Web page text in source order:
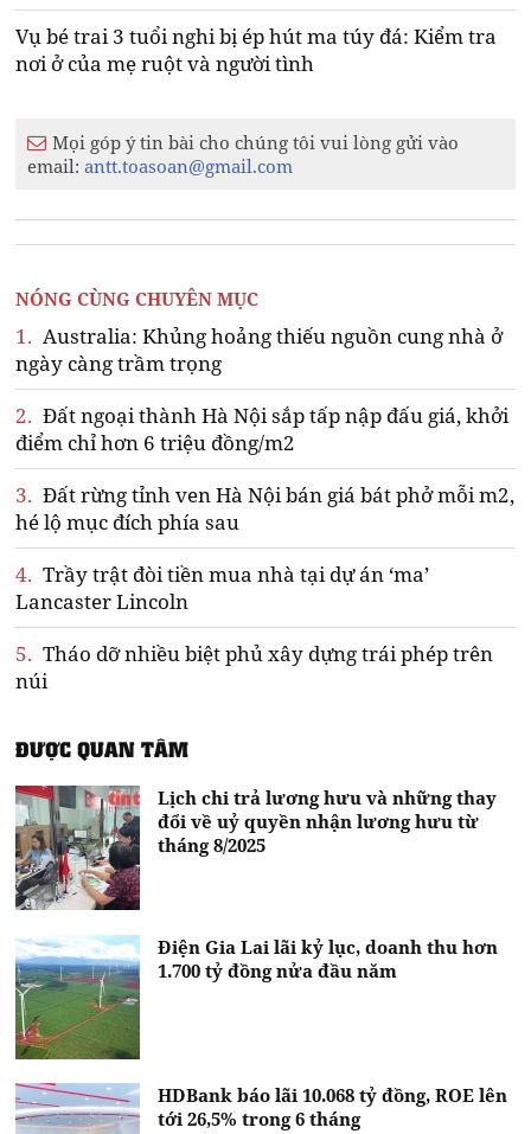
Vụ bé trai 3 tuổi nghi bị ép hút ma túy đá: Kiểm tra
nơi ở của mẹ ruột và người tình
Mọi góp ý tin bài cho chúng tôi vui lòng gửi vào
email:antt.toasoan@gmail.com
NÓNG CÙNG CHUYÊN MỤC
1. Australia: Khủng hoảng thiếu nguồn cung nhà ở
ngày càng trầm trọng
2. Đất ngoại thành Hà Nội sắp tấp nập đấu giá, khởi
điểm chỉ hơn 6 triệu đồng/m2
3. Đất rừng tỉnh ven Hà Nội bán giá bát phở mỗi m2,
hé lộ mục đích phía sau
4. Trầy trật đòi tiền mua nhà tại dự án ‘ma’
Lancaster Lincoln
5. Tháo dỡ nhiều biệt phủ xây dựng trái phép trên
núi
ĐƯỢC QUAN TÂM
Lịch chi trả lương hưu và những thay
đổi về uỷ quyền nhận lương hưu từ
tháng 8/2025
Điện Gia Lai lãi kỷ lục, doanh thu hơn
1.700 tỷ đồng nửa đầu năm
HDBank báo lãi 10.068 tỷ đồng, ROE lên
tới 26,5% trong 6 tháng